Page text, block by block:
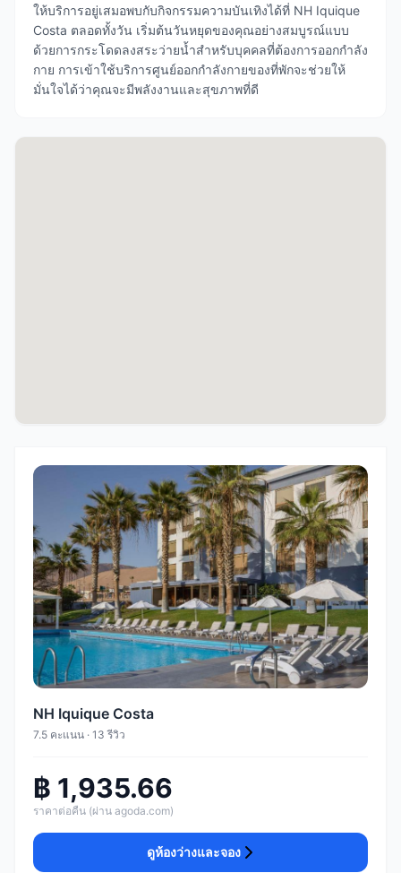
ให้บริการอยู่เสมอพบกับกิจกรรมความบันเทิงได้ที่ NH Iquique
Costa ตลอดทั้งวัน เริ่มต้นวันหยุดของคุณอย่างสมบูรณ์แบบ
ด้วยการกระโดดลงสระว่ายน้ำสำหรับบุคคลที่ต้องการออกกำลัง
กาย การเข้าใช้บริการศูนย์ออกกำลังกายของที่พักจะช่วยให้
มั่นใจได้ว่าคุณจะมีพลังงานและสุขภาพที่ดี
NH Iquique Costa
7.5 คะแนน · 13 รีวิว
฿ 1,935.66
ราคาต่อคืน (ผ่าน agoda.com)
ดูห้องว่างและจอง